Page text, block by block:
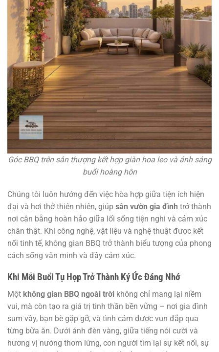
Góc BBQ trên sân thượng kết hợp giàn hoa leo và ánh sáng
buổi hoàng hôn
Chúng tôi luôn hướng đến việc hòa hợp giữa tiện ích hiện
đại và hơi thở thiên nhiên, giúp sân vườn gia đình trở thành
nơi cân bằng hoàn hảo giữa lối sống tiện nghi và cảm xúc
chân thật. Khi công nghệ, vật liệu và nghệ thuật được kết
nối tinh tế, không gian BBQ trở thành biểu tượng của phong
cách sống văn minh và đầy cảm xúc.
Khi Mỗi Buổi Tụ Họp Trở Thành Ký Ức Đáng Nhớ
Một không gian BBQ ngoài trời không chỉ mang lại niềm
vui, mà còn tạo ra giá trị tinh thần bền vững – nơi gia đình
sum vầy, bạn bè gặp gỡ, và tình cảm được vun đắp qua
từng bữa ăn. Dưới ánh đèn vàng, giữa tiếng nói cười và
hương vị nướng thơm lừng, con người tìm lại sự kết nối, sự